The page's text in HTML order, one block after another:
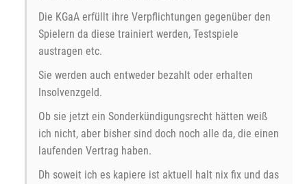
Die KGaA erfüllt ihre Verpflichtungen gegenüber den
Spielern da diese trainiert werden, Testspiele
austragen etc.
Sie werden auch entweder bezahlt oder erhalten
Insolvenzgeld.
Ob sie jetzt ein Sonderkündigungsrecht hätten weiß
ich nicht, aber bisher sind doch noch alle da, die einen
laufenden Vertrag haben.
Dh soweit ich es kapiere ist aktuell halt nix fix und das